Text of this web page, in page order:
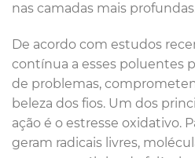
nas camadas mais
De acordo com estudos
contínua a esses poluentes
de problemas,
beleza dos fios. Um dos
ação é o estresse oxidativo.
geram radicais livres,